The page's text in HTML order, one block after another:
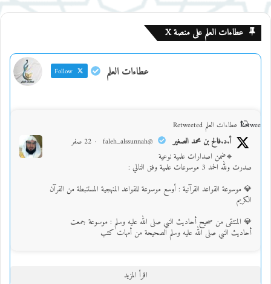
عطاءات العلم على منصة X
عطاءات العلم
Retweet عطاءات العلم Retweeted
أ.د.فالح بن محمد الصغير @faleh_alssunnah
· 22 صفر
🔹ضمن اصدارات علمية نوعية
صدرت ولله الحمد 3 موسوعات علمية وفق التالي :
💎 موسوعة القواعد القرآنية : أوسع موسوعة للقواعد المنهجية المستنبطة من القرآن
الكريم
💎 المنتقى من صحيح أحاديث النبي صلى الله عليه وسلم : موسوعة جمعت
أحاديث النبي صلى الله عليه وسلم الصحيحة من أمهات كتب
اقرأ المزيد